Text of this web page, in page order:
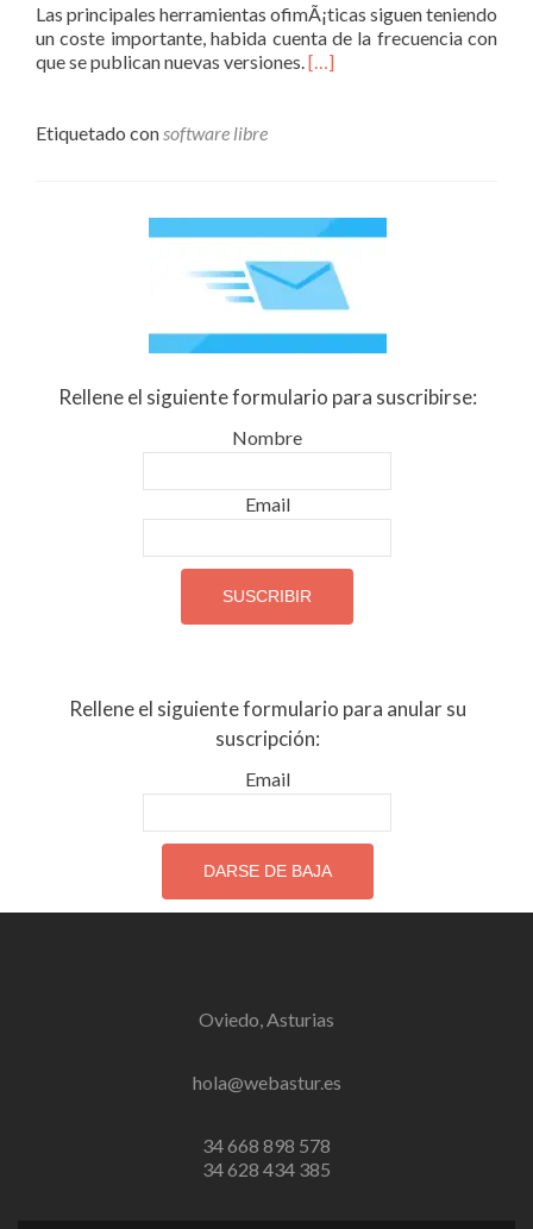
Las principales herramientas ofimÃ¡ticas siguen teniendo
un coste importante, habida cuenta de la frecuencia con
que se publican nuevas versiones.[…]
Etiquetado consoftware libre
Rellene el siguiente formulario para suscribirse:
Nombre
Email
Rellene el siguiente formulario para anular su
suscripción:
Email
Oviedo, Asturias
hola@webastur.es
34 668 898 578
34 628 434 385